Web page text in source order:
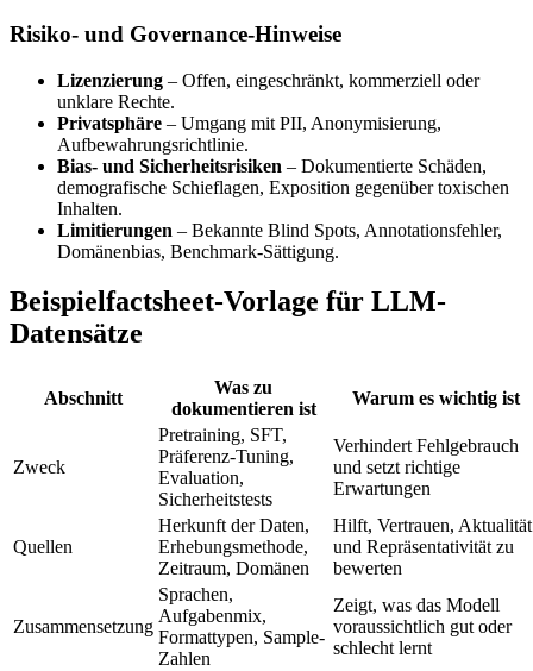
Risiko- und Governance-Hinweise
Lizenzierung – Offen, eingeschränkt, kommerziell oder
unklare Rechte.
Privatsphäre – Umgang mit PII, Anonymisierung,
Aufbewahrungsrichtlinie.
Bias- und Sicherheitsrisiken – Dokumentierte Schäden,
demografische Schieflagen, Exposition gegenüber toxischen
Inhalten.
Limitierungen – Bekannte Blind Spots, Annotationsfehler,
Domänenbias, Benchmark-Sättigung.
Beispielfactsheet-Vorlage für LLM-
Datensätze
Abschnitt
Was zu
dokumentieren ist
Warum es wichtig ist
Zweck
Pretraining, SFT,
Präferenz-Tuning,
Evaluation,
Sicherheitstests
Verhindert Fehlgebrauch
und setzt richtige
Erwartungen
Quellen
Herkunft der Daten,
Erhebungsmethode,
Zeitraum, Domänen
Hilft, Vertrauen, Aktualität
und Repräsentativität zu
bewerten
Zusammensetzung
Sprachen,
Aufgabenmix,
Formattypen, Sample-
Zahlen
Zeigt, was das Modell
voraussichtlich gut oder
schlecht lernt